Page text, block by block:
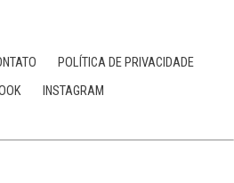
POLÍTICA DE PRIVACIDADE
INSTAGRAM